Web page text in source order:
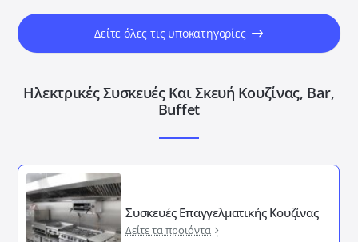
Δείτε όλες τις υποκατηγορίες
Ηλεκτρικές Συσκευές Και Σκευή Κουζίνας, Bar,
Buffet
Συσκευές Επαγγελματικής Κουζίνας
Δείτε τα προιόντα